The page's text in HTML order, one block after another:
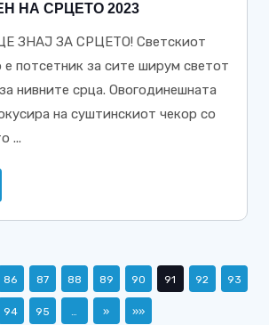
НА СРЦЕТО 2023
ЗНАЈ ЗА СРЦЕТО! Светскиот
е потсетник за сите ширум светот
нивните срца. Овогодинешната
на суштинскиот чекор со
...
86 87 88 89 90 91 92 93
94 95 … » »»